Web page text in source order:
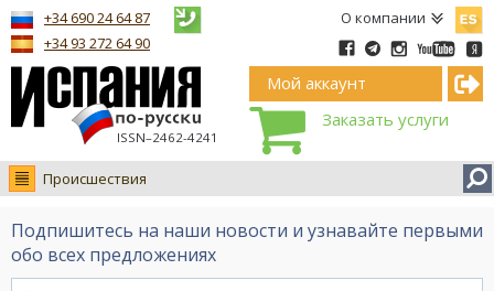
О компании
ISSN–2462-4241
+34 690 24 64 87
+34 93 272 64 90
Мой аккаунт
Заказать услуги
Происшествия
Новости
Интервью
Подпишитесь на наши новости и узнавайте первыми
обо всех предложениях